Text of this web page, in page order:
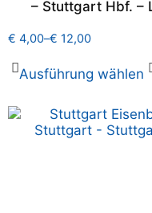
– Stuttgart Hbf. –
€ 4,00–€ 12,00
Ausführung wählen